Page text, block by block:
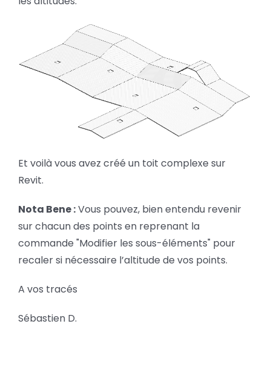
Et voilà vous avez créé un toit complexe sur
Revit.
Nota Bene :Vous pouvez, bien entendu revenir
sur chacun des points en reprenant la
commande "Modifier les sous-éléments" pour
recaler si nécessaire l’altitude de vos points.
A vos tracés
Sébastien D.